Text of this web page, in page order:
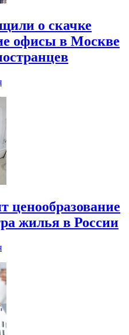
о скачке
офисы в Москве
ценообразование
жилья в России